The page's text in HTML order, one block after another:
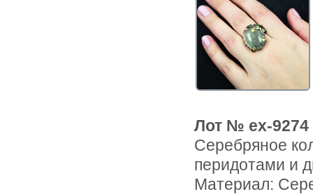
Лот № ex-9274
Серебряное
перидотами и
Материал: